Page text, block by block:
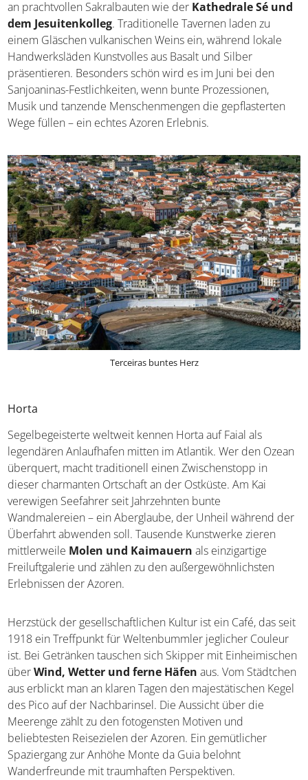
an prachtvollen Sakralbauten wie der Kathedrale Sé und
dem Jesuitenkolleg. Traditionelle Tavernen laden zu
einem Gläschen vulkanischen Weins ein, während lokale
Handwerksläden Kunstvolles aus Basalt und Silber
präsentieren. Besonders schön wird es im Juni bei den
Sanjoaninas-Festlichkeiten, wenn bunte Prozessionen,
Musik und tanzende Menschenmengen die gepflasterten
Wege füllen – ein echtes Azoren Erlebnis.
Terceiras buntes Herz
Horta
Segelbegeisterte weltweit kennen Horta auf Faial als
legendären Anlaufhafen mitten im Atlantik. Wer den Ozean
überquert, macht traditionell einen Zwischenstopp in
dieser charmanten Ortschaft an der Ostküste. Am Kai
verewigen Seefahrer seit Jahrzehnten bunte
Wandmalereien – ein Aberglaube, der Unheil während der
Überfahrt abwenden soll. Tausende Kunstwerke zieren
mittlerweile Molen und Kaimauern als einzigartige
Freiluftgalerie und zählen zu den außergewöhnlichsten
Erlebnissen der Azoren.
Herzstück der gesellschaftlichen Kultur ist ein Café, das seit
1918 ein Treffpunkt für Weltenbummler jeglicher Couleur
ist. Bei Getränken tauschen sich Skipper mit Einheimischen
überWind, Wetter und ferne Häfen aus. Vom Städtchen
aus erblickt man an klaren Tagen den majestätischen Kegel
des Pico auf der Nachbarinsel. Die Aussicht über die
Meerenge zählt zu den fotogensten Motiven und
beliebtesten Reisezielen der Azoren. Ein gemütlicher
Spaziergang zur Anhöhe Monte da Guia belohnt
Wanderfreunde mit traumhaften Perspektiven.